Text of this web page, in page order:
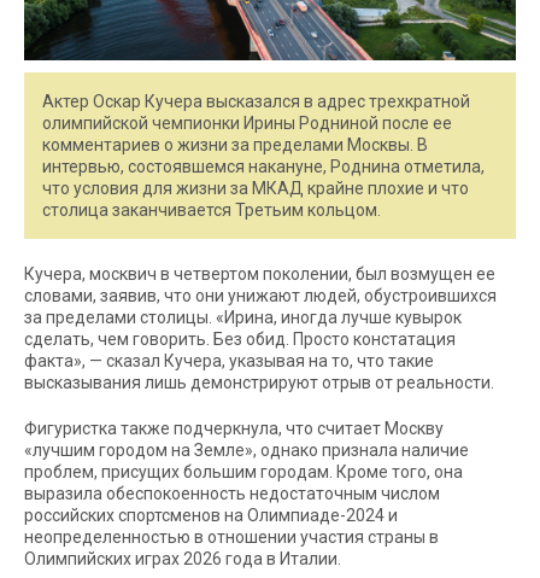
Актер Оскар Кучера высказался в адрес трехкратной
олимпийской чемпионки Ирины Родниной после ее
комментариев о жизни за пределами Москвы. В
интервью, состоявшемся накануне, Роднина отметила,
что условия для жизни за МКАД крайне плохие и что
столица заканчивается Третьим кольцом.
Кучера, москвич в четвертом поколении, был возмущен ее
словами, заявив, что они унижают людей, обустроившихся
за пределами столицы. «Ирина, иногда лучше кувырок
сделать, чем говорить. Без обид. Просто констатация
факта», — сказал Кучера, указывая на то, что такие
высказывания лишь демонстрируют отрыв от реальности.
Фигуристка также подчеркнула, что считает Москву
«лучшим городом на Земле», однако признала наличие
проблем, присущих большим городам. Кроме того, она
выразила обеспокоенность недостаточным числом
российских спортсменов на Олимпиаде-2024 и
неопределенностью в отношении участия страны в
Олимпийских играх 2026 года в Италии.